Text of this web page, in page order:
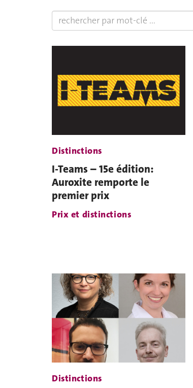
Distinctions
I-Teams – 15e édition:
Auroxite remporte le
premier prix
Prix et distinctions
Distinctions